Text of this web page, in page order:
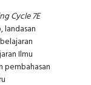
Cycle 7E
landasan
Ilmu
pembahasan